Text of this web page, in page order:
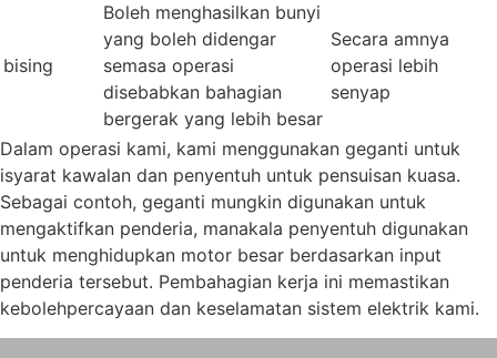
bising
Boleh menghasilkan bunyi
yang boleh didengar
semasa operasi
disebabkan bahagian
bergerak yang lebih besar
Secara amnya
operasi lebih
senyap
Dalam operasi kami, kami menggunakan geganti untuk
isyarat kawalan dan penyentuh untuk pensuisan kuasa.
Sebagai contoh, geganti mungkin digunakan untuk
mengaktifkan penderia, manakala penyentuh digunakan
untuk menghidupkan motor besar berdasarkan input
penderia tersebut. Pembahagian kerja ini memastikan
kebolehpercayaan dan keselamatan sistem elektrik kami.